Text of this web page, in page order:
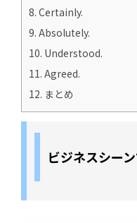
8. Certainly.
9. Absolutely.
10. Understood.
11. Agreed.
12. まとめ
ビジネスシー